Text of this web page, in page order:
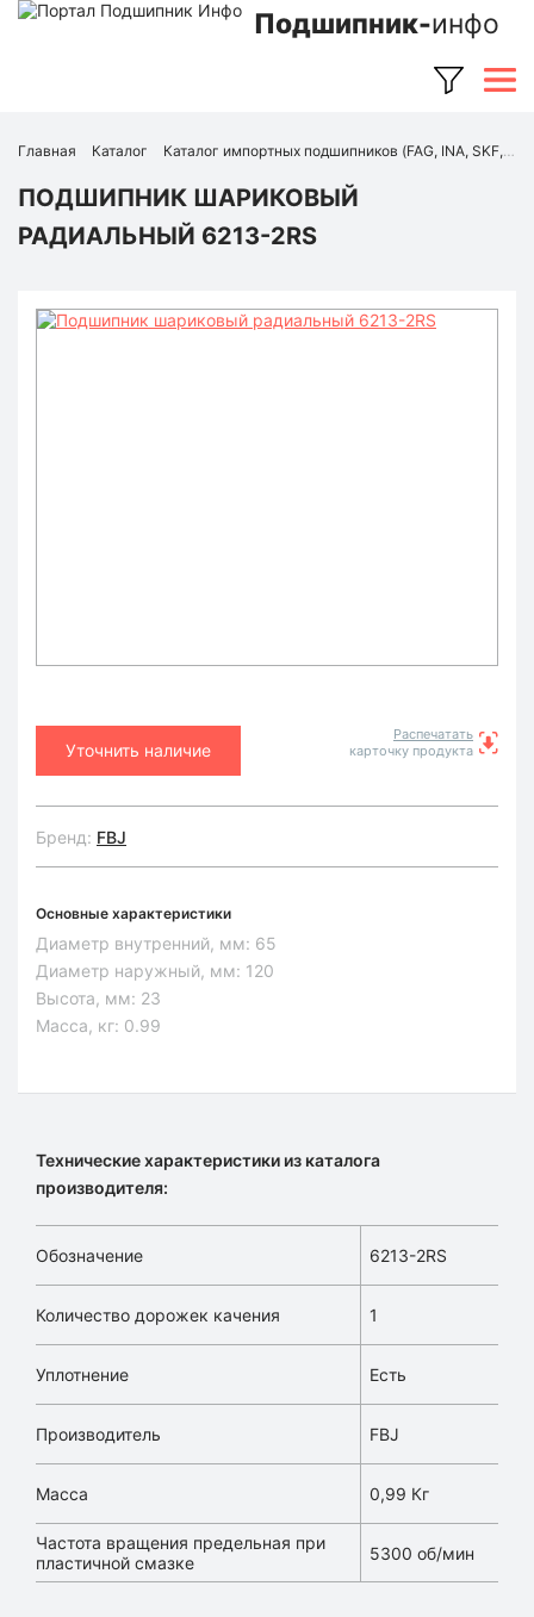
Подшипник-инфо
Главная Каталог Каталог импортных подшипников (FAG, INA, SKF, NSK, Timken и др.)
ПОДШИПНИК ШАРИКОВЫЙ
РАДИАЛЬНЫЙ 6213-2RS
Уточнить наличие
Распечатать
карточку продукта
Бренд: FBJ
Основные характеристики
Диаметр внутренний, мм: 65
Диаметр наружный, мм: 120
Высота, мм: 23
Масса, кг: 0.99
Технические характеристики из каталога
производителя:
Обозначение 6213-2RS
Количество дорожек качения 1
Уплотнение Есть
Производитель FBJ
Масса 0,99 Кг
Частота вращения предельная при
пластичной смазке
5300 об/мин